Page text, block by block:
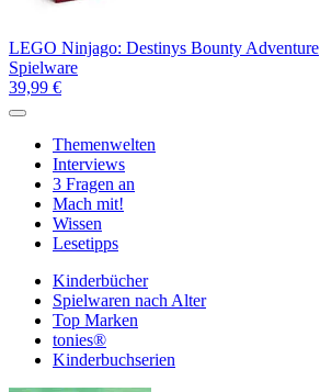
LEGO Ninjago: Destinys Bounty Adventure
Spielware
39,99 €
Themenwelten
Interviews
3 Fragen an
Mach mit!
Wissen
Lesetipps
Kinderbücher
Spielwaren nach Alter
Top Marken
tonies®
Kinderbuchserien